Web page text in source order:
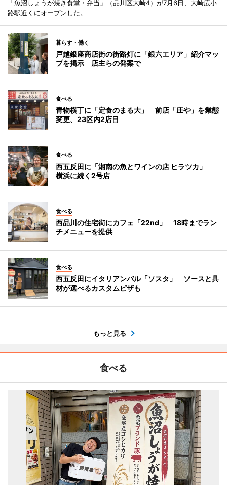
「魚沼しょうが焼き食堂・弁当」（品川区大崎4）が7月6日、大崎広小
路駅近くにオープンした。
暮らす・働く
戸越銀座商店街の街路灯に「銀六エリア」紹介マッ
プを掲示 店主らの発案で
食べる
青物横丁に「定食のまる大」 前店「庄や」を業態
変更、23区内2店目
食べる
西五反田に「湘南の魚とワインの店 ヒラツカ」
横浜に続く2号店
食べる
西品川の住宅街にカフェ「22nd」 18時までラン
チメニューを提供
食べる
西五反田にイタリアンバル「ソスタ」 ソースと具
材が選べるカスタムピザも
もっと見る
食べる